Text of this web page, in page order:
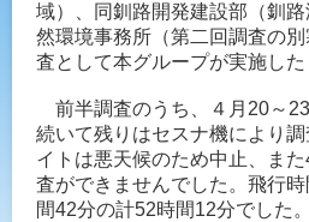
域）、同釧路開発建設部（釧
然環境事務所（第二回調査の
査として本グループが実施した
前半調査のうち、４月20～
続いて残りはセスナ機により
イトは悪天候のため中止、ま
査ができませんでした。飛行
間42分の計52時間12分でした